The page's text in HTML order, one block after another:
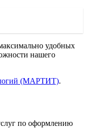
удобных
нашего
(МАРТИТ).
по оформлению